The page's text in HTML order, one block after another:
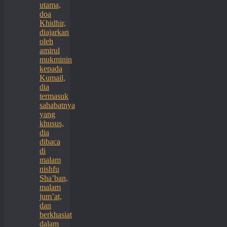
utama,
doa
Khidhir,
diajarkan
oleh
amirul
mukminin
kepada
Kumail,
dia
termasuk
sahabatnya
yang
khusus,
dia
dibaca
di
malam
nishfu
Sha’ban,
malam
jum’at,
dan
berkhasiat
dalam